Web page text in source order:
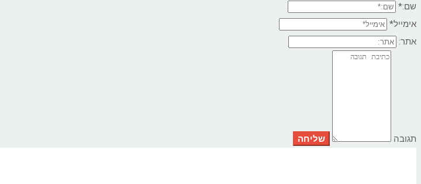
שם:*
אימייל*
אתר:
תגובה